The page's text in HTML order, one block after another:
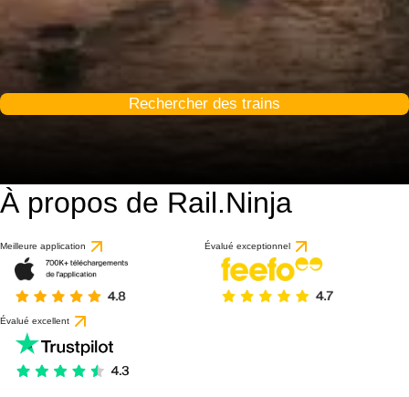
Rechercher des trains
À propos de Rail.Ninja
Meilleure application Évalué exceptionnel
Évalué excellent
basé sur 54 avis